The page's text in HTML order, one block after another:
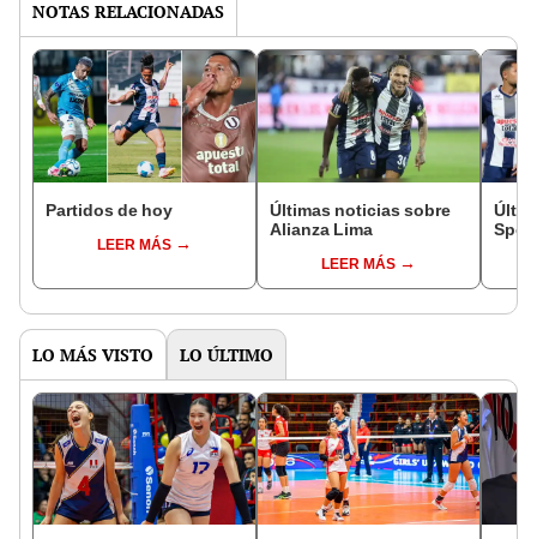
NOTAS RELACIONADAS
Partidos de hoy
LEER MÁS
Últimas noticias sobre
Alianza Lima
LEER MÁS
LO MÁS VISTO LO ÚLTIMO